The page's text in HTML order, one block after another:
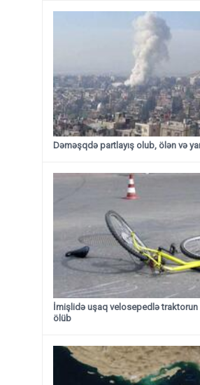
Dəməşqdə partlayış olub, ölən və
İmişlidə uşaq velosepedlə traktorun
ölüb